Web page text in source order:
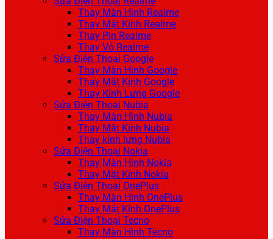
Thay Màn Hình Realme
Thay Mặt Kính Realme
Thay Pin Realme
Thay Vỏ Realme
Sửa Điện Thoại Google
Thay Màn Hình Google
Thay Mặt Kính Google
Thay Kính Lưng Google
Sửa Điện Thoại Nubia
Thay Màn Hình Nubia
Thay Mặt Kính Nubia
Thay kính lưng Nubia
Sửa Điện Thoại Nokia
Thay Màn Hình Nokia
Thay Mặt Kính Nokia
Sửa Điện Thoại OnePlus
Thay Màn Hình OnePlus
Thay Mặt Kính OnePlus
Sửa Điện Thoại Tecno
Thay Màn Hình Tecno